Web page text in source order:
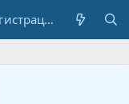
Регистрация